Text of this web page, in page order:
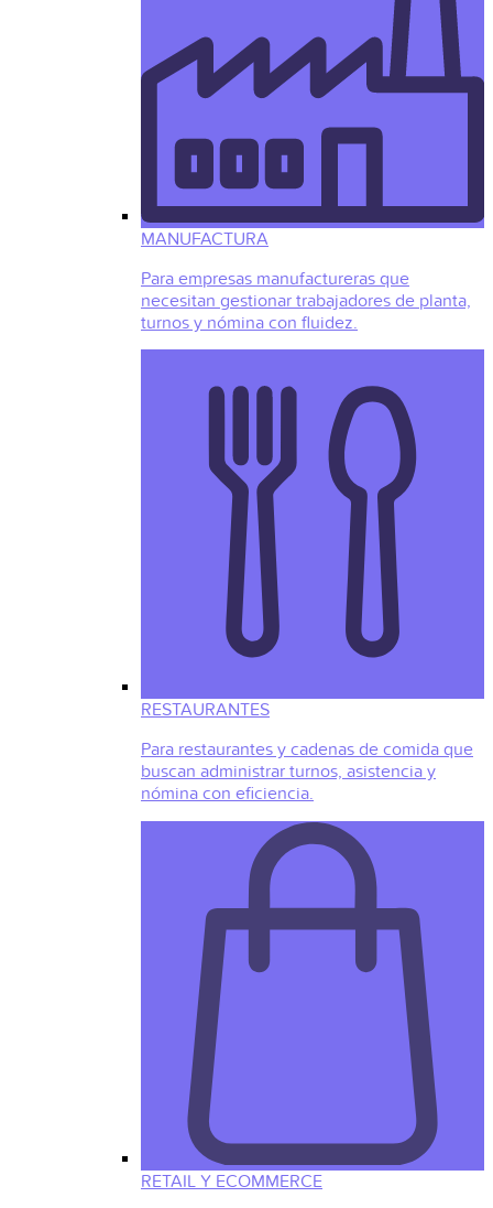
MANUFACTURA
Para empresas manufactureras que
necesitan gestionar trabajadores de planta,
turnos y nómina con fluidez.
RESTAURANTES
Para restaurantes y cadenas de comida que
buscan administrar turnos, asistencia y
nómina con eficiencia.
RETAIL Y ECOMMERCE